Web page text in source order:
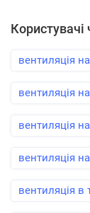
вентиляція
вентиляція на
вентиляція
вентиляція
вентиляція в